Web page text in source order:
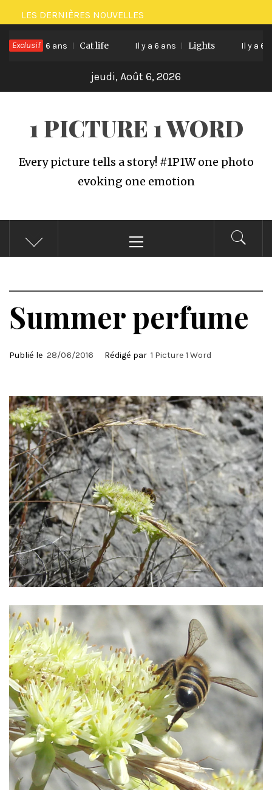
Passer
au
contenu
LES DERNIÈRES NOUVELLES
Exclusif
Il y a 6 ans Cat life Il y a 6 ans Lights Il y a 6 ans
jeudi, Août 6, 2026
1 PICTURE 1 WORD
Every picture tells a story! #1P1W one photo
evoking one emotion
principal
Summer perfume
Publié le 28/06/2016 Rédigé par 1 Picture 1 Word